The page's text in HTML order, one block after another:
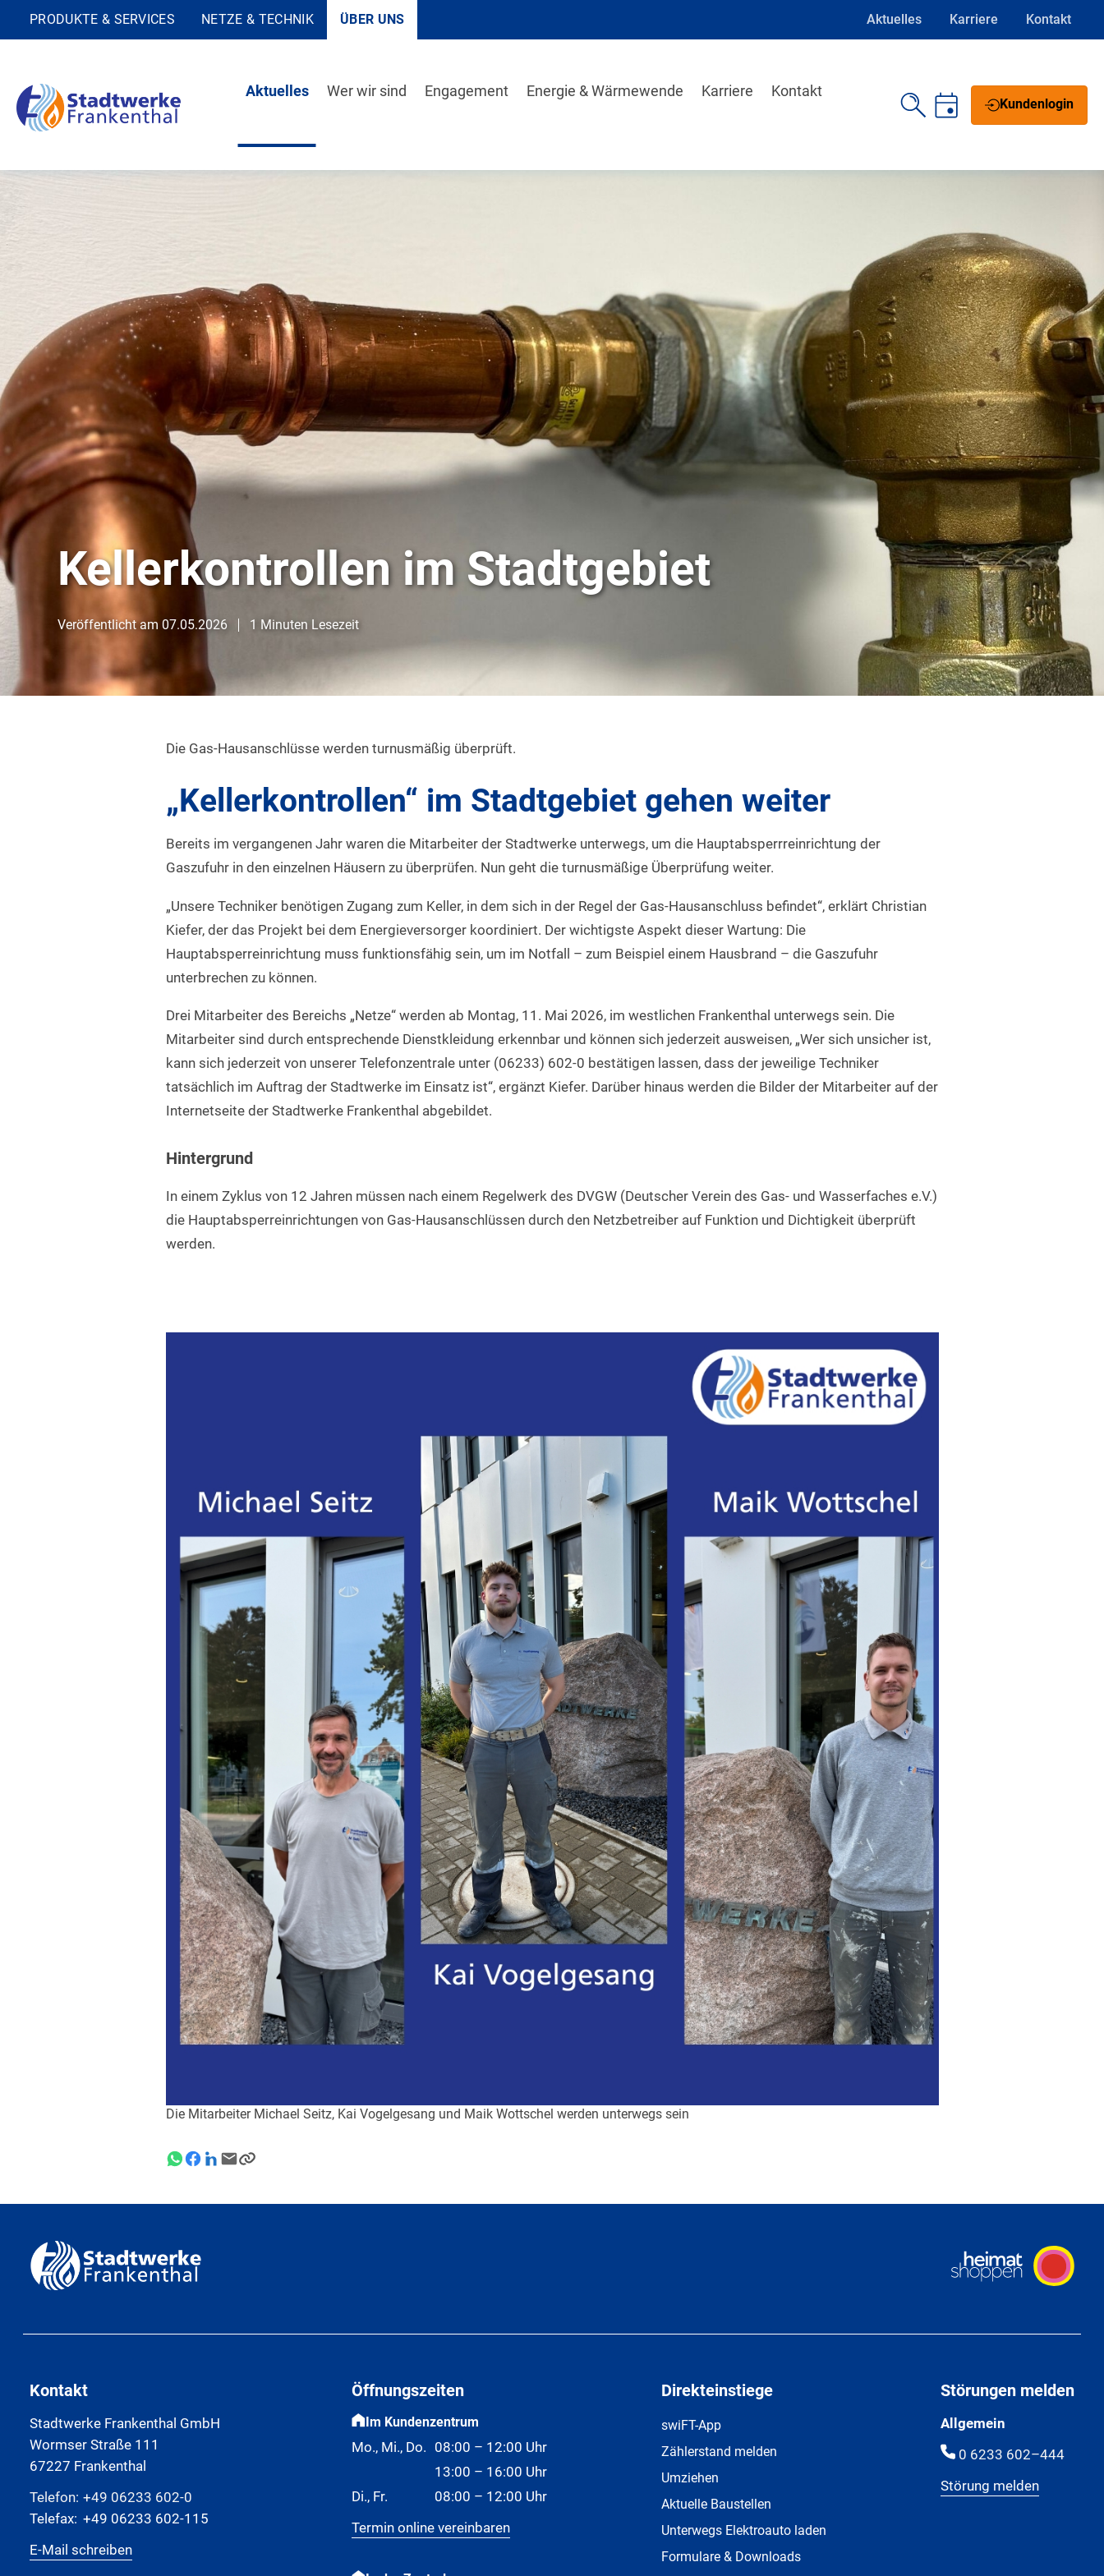
PRODUKTE & SERVICES NETZE & TECHNIK ÜBER UNS Aktuelles Karriere Kontakt
Aktuelles Wer wir sind Engagement Energie & Wärmewende Karriere Kontakt
Kundenlogin
Kellerkontrollen im Stadtgebiet
Veröffentlicht am 07.05.2026 1 Minuten Lesezeit
Die Gas-Hausanschlüsse werden turnusmäßig überprüft.
„Kellerkontrollen“ im Stadtgebiet gehen weiter
Bereits im vergangenen Jahr waren die Mitarbeiter der Stadtwerke unterwegs, um die Hauptabsperrreinrichtung der
Gaszufuhr in den einzelnen Häusern zu überprüfen. Nun geht die turnusmäßige Überprüfung weiter.
„Unsere Techniker benötigen Zugang zum Keller, in dem sich in der Regel der Gas-Hausanschluss befindet“, erklärt Christian
Kiefer, der das Projekt bei dem Energieversorger koordiniert. Der wichtigste Aspekt dieser Wartung: Die
Hauptabsperreinrichtung muss funktionsfähig sein, um im Notfall – zum Beispiel einem Hausbrand – die Gaszufuhr
unterbrechen zu können.
Drei Mitarbeiter des Bereichs „Netze“ werden ab Montag, 11. Mai 2026, im westlichen Frankenthal unterwegs sein. Die
Mitarbeiter sind durch entsprechende Dienstkleidung erkennbar und können sich jederzeit ausweisen, „Wer sich unsicher ist,
kann sich jederzeit von unserer Telefonzentrale unter (06233) 602-0 bestätigen lassen, dass der jeweilige Techniker
tatsächlich im Auftrag der Stadtwerke im Einsatz ist“, ergänzt Kiefer. Darüber hinaus werden die Bilder der Mitarbeiter auf der
Internetseite der Stadtwerke Frankenthal abgebildet.
Hintergrund
In einem Zyklus von 12 Jahren müssen nach einem Regelwerk des DVGW (Deutscher Verein des Gas- und Wasserfaches e.V.)
die Hauptabsperreinrichtungen von Gas-Hausanschlüssen durch den Netzbetreiber auf Funktion und Dichtigkeit überprüft
werden.
Die Mitarbeiter Michael Seitz, Kai Vogelgesang und Maik Wottschel werden unterwegs sein
Kontakt
Stadtwerke Frankenthal GmbH
Wormser Straße 111
67227 Frankenthal
Telefon: +49 06233 602-0
Telefax: +49 06233 602-115
E-Mail schreiben
Öffnungszeiten
Im Kundenzentrum
Mo., Mi., Do. 08:00 – 12:00 Uhr
13:00 – 16:00 Uhr
Di., Fr.
08:00 – 12:00 Uhr
Termin online vereinbaren
Direkteinstiege
swiFT-App
Zählerstand melden
Umziehen
Aktuelle Baustellen
Unterwegs Elektroauto laden
Formulare & Downloads
Störungen melden
Allgemein
0 6233 602–444
Störung melden
Schrift verkleinern
Wortabstand vergrößern
Wortabstand verkleinern
Zeilenabstand vergrößern
Zeilenabstand verkleinern
Graustufen
Großer Mauszeiger
Lesehilfe
Links unterstreichen
Animationen ausschalten
Hoher Kontrast